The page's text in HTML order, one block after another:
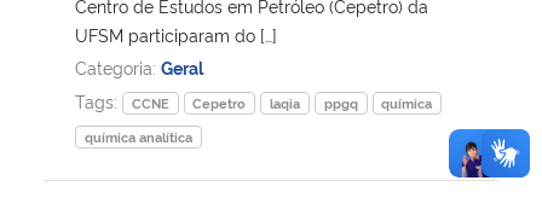
Centro de Estudos em Petróleo (Cepetro) da
UFSM participaram do […]
Categoria: Geral
Tags:
CCNE Cepetro laqia ppgq
química
química analítica